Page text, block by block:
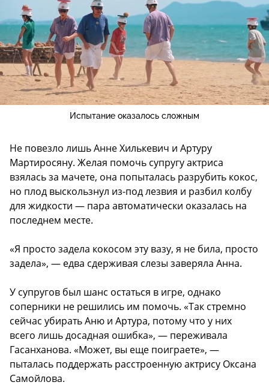
Испытание оказалось сложным
Не повезло лишь Анне Хилькевич и Артуру
Мартиросяну. Желая помочь супругу актриса
взялась за мачете, она попыталась разрубить кокос,
но плод выскользнул из-под лезвия и разбил колбу
для жидкости — пара автоматически оказалась на
последнем месте.
«Я просто задела кокосом эту вазу, я не била, просто
задела», — едва сдерживая слезы заверяла Анна.
У супругов был шанс остаться в игре, однако
соперники не решились им помочь. «Так стремно
сейчас убирать Аню и Артура, потому что у них
всего лишь досадная ошибка», — переживала
Гасанханова. «Может, вы еще поиграете», —
пыталась поддержать расстроенную актрису Оксана
Самойлова.